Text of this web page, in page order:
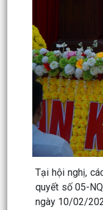
Tại hội nghị,
quyết số 05-
ngày 10/02/